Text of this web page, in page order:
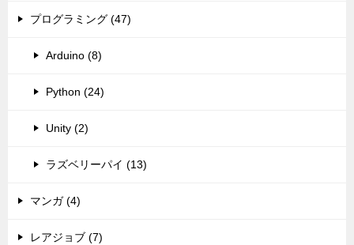
プログラミング (47)
Arduino (8)
Python (24)
Unity (2)
ラズベリーパイ (13)
マンガ (4)
レアジョブ (7)